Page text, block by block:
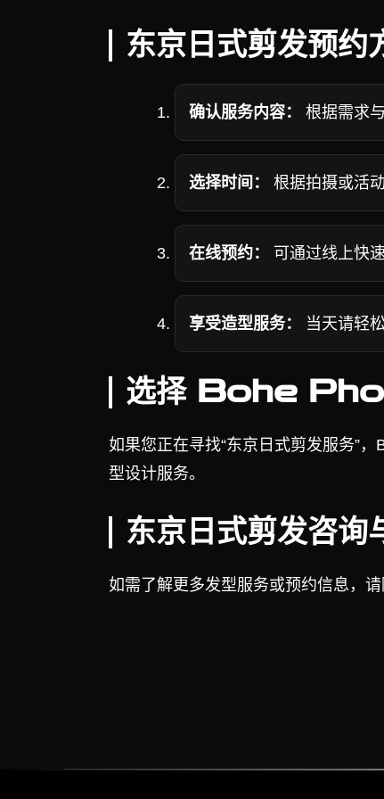
东京日式剪发预约
确认服务内容： 根据需求
选择时间： 根据拍摄或活
在线预约： 可通过线上快
享受造型服务： 当天请轻
选择 Bohe
如果您正在寻找“东京日式剪发服务”
型设计服务。
东京日式剪发咨询
如需了解更多发型服务或预约信息，